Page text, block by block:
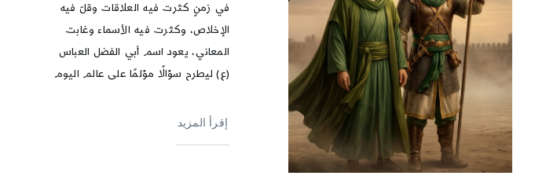
في زمنٍ كثرت فيه العلاقات وقلّ فيه
الإخلاص، وكثرت فيه الأسماء وغابت
المعاني، يعود اسم أبي الفضل العباس
(ع) ليطرح سؤالًا مؤلمًا على عالم اليوم
إقرأ المزيد